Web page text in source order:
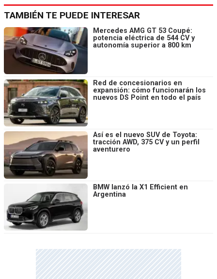
TAMBIÉN TE PUEDE INTERESAR
Mercedes AMG GT 53 Coupé:
potencia eléctrica de 544 CV y
autonomía superior a 800 km
Red de concesionarios en
expansión: cómo funcionarán los
nuevos DS Point en todo el país
Así es el nuevo SUV de Toyota:
tracción AWD, 375 CV y un perfil
aventurero
BMW lanzó la X1 Efficient en
Argentina